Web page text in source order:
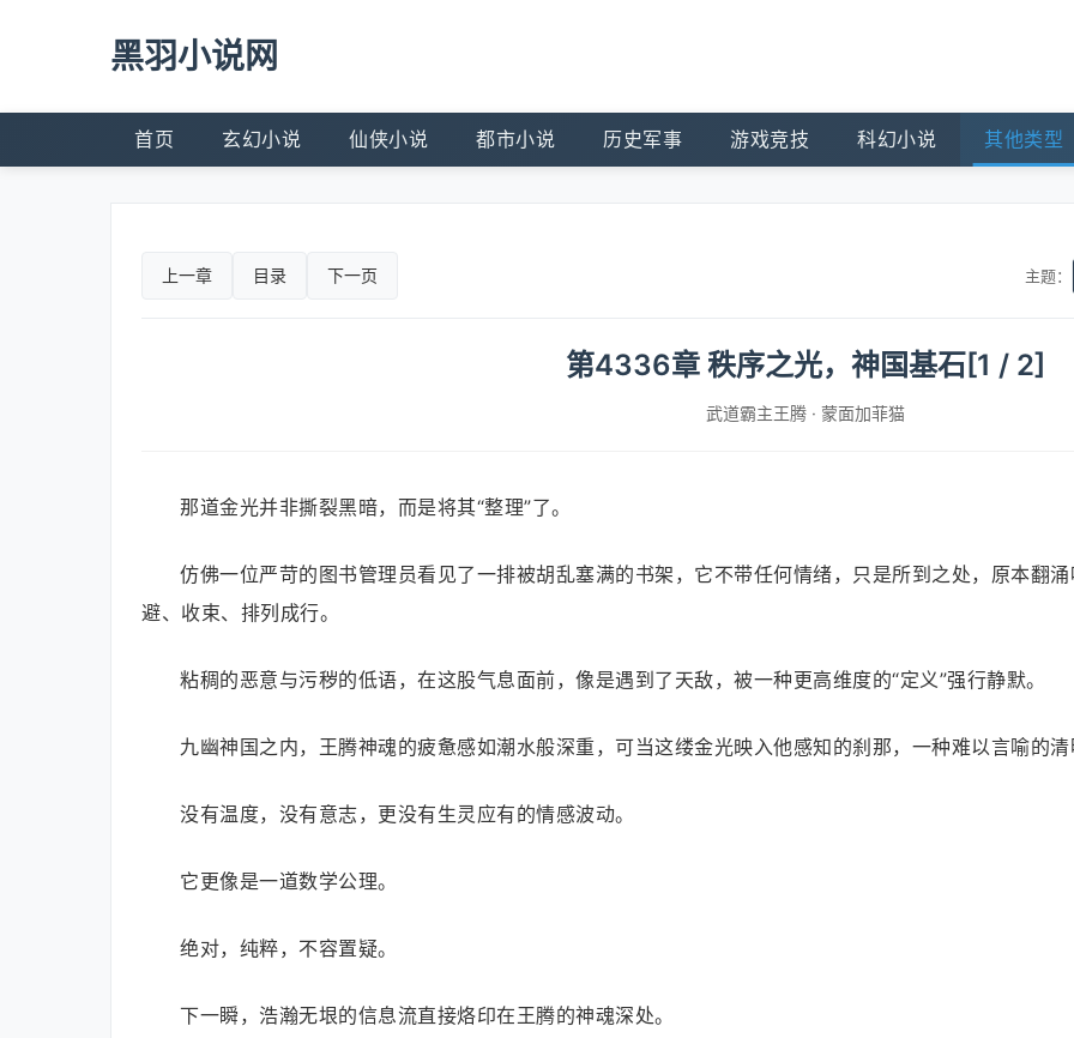
黑羽小说网
首页 玄幻小说 仙侠小说 都市小说 历史军事 游戏竞技 科幻小说 其他类型
上一章 目录 下一页 主题：
第4336章 秩序之光，神国基石[1 / 2]
武道霸主王腾 · 蒙面加菲猫
那道金光并非撕裂黑暗，而是将其“整理”了。
仿佛一位严苛的图书管理员看见了一排被胡乱塞满的书架，它不带任何情绪，只是所到之处，原本翻
避、收束、排列成行。
粘稠的恶意与污秽的低语，在这股气息面前，像是遇到了天敌，被一种更高维度的“定义”强行静默。
九幽神国之内，王腾神魂的疲惫感如潮水般深重，可当这缕金光映入他感知的刹那，一种难以言喻的
没有温度，没有意志，更没有生灵应有的情感波动。
它更像是一道数学公理。
绝对，纯粹，不容置疑。
下一瞬，浩瀚无垠的信息流直接烙印在王腾的神魂深处。